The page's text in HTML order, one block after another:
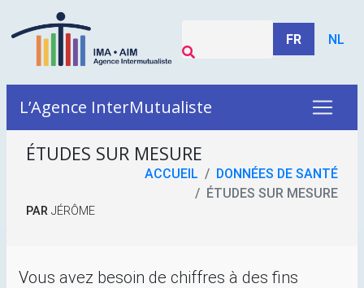
FR NL
L’Agence InterMutualiste
ÉTUDES SUR MESURE
ACCUEIL
DONNÉES DE SANTÉ
ÉTUDES SUR MESURE
PAR JÉRÔME
Vous avez besoin de chiffres à des fins